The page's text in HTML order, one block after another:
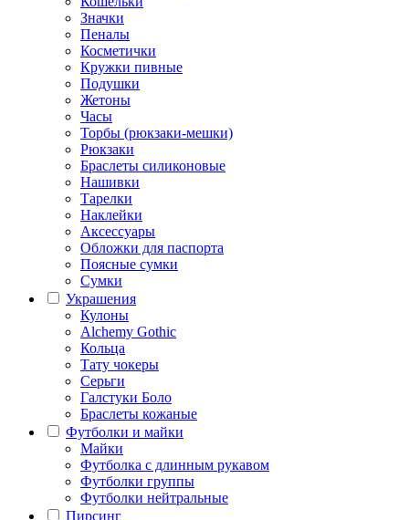
Значки
Пеналы
Косметички
Кружки пивные
Подушки
Жетоны
Часы
Торбы (рюкзаки-мешки)
Рюкзаки
Браслеты силиконовые
Нашивки
Тарелки
Наклейки
Аксессуары
Обложки для паспорта
Поясные сумки
Сумки
Украшения
Кулоны
Alchemy Gothic
Кольца
Тату чокеры
Серьги
Галстуки Боло
Браслеты кожаные
Футболки и майки
Майки
Футболка с длинным рукавом
Футболки группы
Футболки нейтральные
Пирсинг